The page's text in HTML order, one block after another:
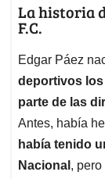
La historia
F.C.
Edgar Páez
deportivos
parte de las
Antes, había
había tenido
Nacional ,